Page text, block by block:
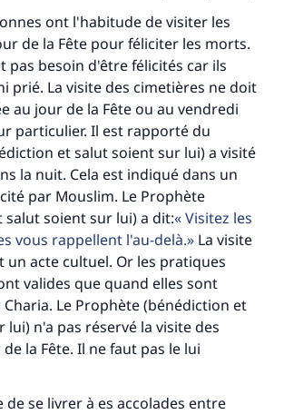
ont l'habitude de visiter les
de la Fête pour féliciter les morts.
pas besoin d'être félicités car ils
prié. La visite des cimetières ne doit
au jour de la Fête ou au vendredi
particulier. Il est rapporté du
et salut soient sur lui) a visité
la nuit. Cela est indiqué dans un
par Mouslim. Le Prophète
soient sur lui) a dit: Visitez les
vous rappellent l'au-delà.
La visite
un acte cultuel. Or les pratiques
valides que quand elles sont
Le Prophète (bénédiction et
lui) n'a pas réservé la visite des
la Fête. Il ne faut pas le lui
de se livrer à es accolades entre